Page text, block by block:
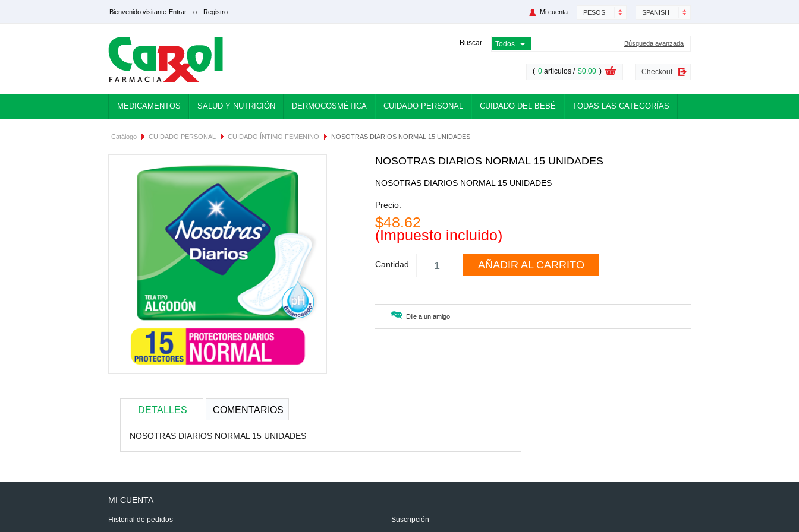
Bienvenido visitante Entrar - o - Registro SPANISH
PESOS
Mi cuenta
Buscar Búsqueda avanzada
( 0 artículos / $0.00 ) Checkout
MEDICAMENTOS SALUD Y NUTRICIÓN DERMOCOSMÉTICA CUIDADO PERSONAL CUIDADO DEL BEBÉ TODAS LAS CATEGORÍAS
Catálogo CUIDADO PERSONAL CUIDADO ÍNTIMO FEMENINO NOSOTRAS DIARIOS NORMAL 15 UNIDADES
NOSOTRAS DIARIOS NORMAL 15 UNIDADES
NOSOTRAS DIARIOS NORMAL 15 UNIDADES
Precio:
$48.62
(Impuesto incluido)
Cantidad AÑADIR AL CARRITO
Dile a un amigo
DETALLES COMENTARIOS
NOSOTRAS DIARIOS NORMAL 15 UNIDADES
MI CUENTA
Historial de pedidos Suscripción